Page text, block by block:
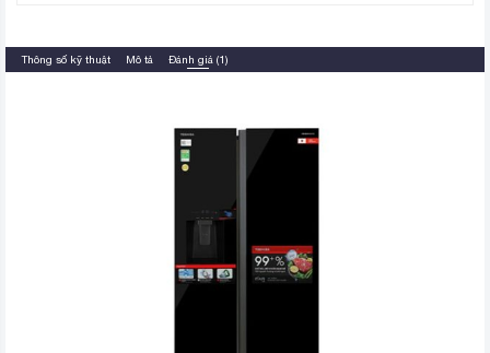
Thông số kỹ thuật Mô tả Đánh giá (1)